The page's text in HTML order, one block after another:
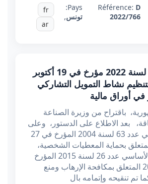
Référence: D
2022/766
Pays:
تونس,
fr
ar
أمر عدد 765 لسنة 2022 مؤرخ في 19 أكتوبر
بتنظيم نشاط التمويل التشاركي
في أوراق مالية
باقتراح من وزيرة الصناعة
بعد الاطلاع على الدستور، وعلى
القانون الأساسي عدد 63 لسنة 2004 المؤرخ في 27
2004 المتعلق بحماية المعطيات الشخصية،
وعلى القانون الأساسي عدد 26 لسنة 2015 المؤرخ
في 7 أوت 2015 المتعلق بمكافحة الإرهاب ومنع
تم تنقيحه وإتمامه بال